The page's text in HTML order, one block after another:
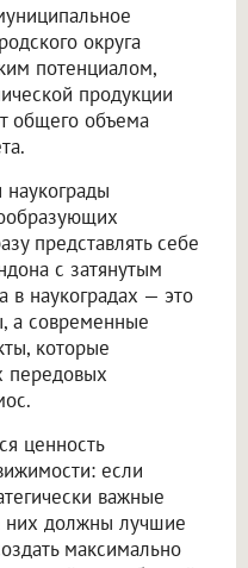
округа
потенциалом,
продукции
общего объема
представлять себе
с затянутым
в наукоградах — это
а современные
которые
передовых
ценность
если
важные
них должны лучшие
максимально